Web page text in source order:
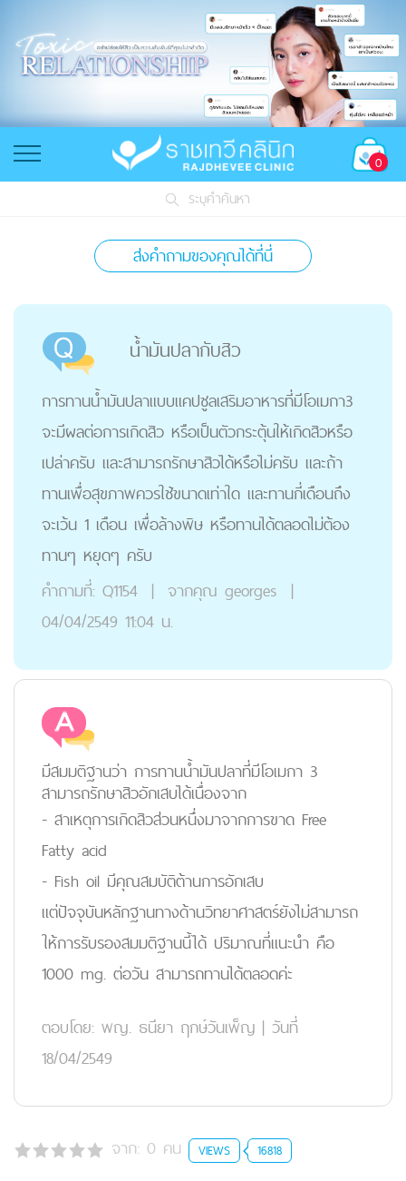
0
ระบุคำค้นหา
ส่งคำถามของคุณได้ที่นี่
น้ำมันปลากับสิว
การทานน้ำมันปลาแบบแคปซูลเสริมอาหารที่มีโอเมกา3
จะมีผลต่อการเกิดสิว หรือเป็นตัวกระตุ้นให้เกิดสิวหรือ
เปล่าครับ และสามารถรักษาสิวได้หรือไม่ครับ และถ้า
ทานเพื่อสุขภาพควรใช้ขนาดเท่าใด และทานกี่เดือนถึง
จะเว้น 1 เดือน เพื่อล้างพิษ หรือทานได้ตลอดไม่ต้อง
ทานๆ หยุดๆ ครับ
คำถามที่: Q1154 | จากคุณ georges |
04/04/2549 11:04 น.
มีสมมติฐานว่า การทานน้ำมันปลาที่มีโอเมกา 3
สามารถรักษาสิวอักเสบได้เนื่องจาก
- สาเหตุการเกิดสิวส่วนหนึ่งมาจากการขาด Free
Fatty acid
- Fish oil มีคุณสมบัติต้านการอักเสบ
แต่ปัจจุบันหลักฐานทางด้านวิทยาศาสตร์ยังไม่สามารถ
ให้การรับรองสมมติฐานนี้ได้ ปริมาณที่แนะนำ คือ
1000 mg. ต่อวัน สามารถทานได้ตลอดค่ะ
ตอบโดย: พญ. ธนียา ฤกษ์วันเพ็ญ | วันที่
18/04/2549
จาก: 0 คน VIEWS 16818